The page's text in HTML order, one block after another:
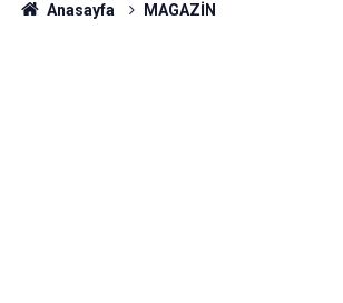
Anasayfa MAGAZİN